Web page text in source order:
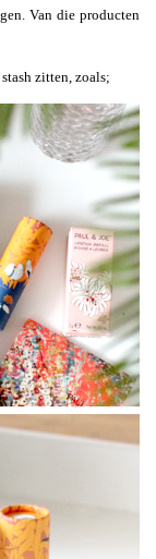
Van die producten
zitten, zoals;